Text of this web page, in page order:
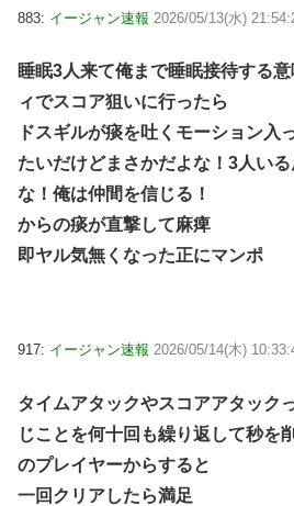
883: イージャン速報 2026/05/13(水)
睡眠3人来て俺まで睡眠接待する
ィでスコア狙いに行ったら
ドスギルが痰を吐くモーション入
たいだけどまさかだよな！3人い
な！俺は仲間を信じる！
からの痰が直撃して麻痺
即ヤル気無くなった正にマンポ
917: イージャン速報 2026/05/14(木)
タイムアタックやスコアアタック
じことを何十回も繰り返して秒を
のプレイヤーからすると
一回クリアしたら満足